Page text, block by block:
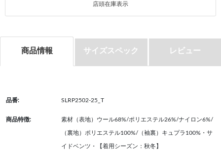
店頭在庫表示
商品情報 サイズスペック レビュー
品番: SLRP2502-25_T
商品特徴: 素材（表地）ウール68%/ポリエステル26%/ナイロン6%/
（裏地）ポリエステル100%/（袖裏）キュプラ100%・サ
イドベンツ・【着用シーズン：秋冬】